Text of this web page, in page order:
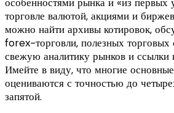
торговле валютой, акциями и
можно найти архивы котировок,
forex-торговли, полезных торговых
свежую аналитику рынков и ссылки
Имейте в виду, что многие
оцениваются с точностью до
запятой.